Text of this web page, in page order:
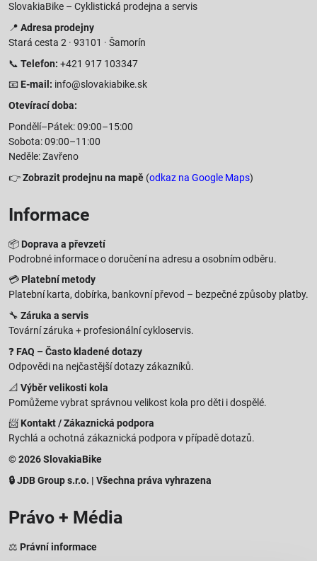
SlovakiaBike – Cyklistická prodejna a servis
📍 Adresa prodejny
Stará cesta 2 · 93101 · Šamorín
📞 Telefon: +421 917 103347
📧 E-mail: info@slovakiabike.sk
Otevírací doba:
Pondělí–Pátek: 09:00–15:00
Sobota: 09:00–11:00
Neděle: Zavřeno
👉Zobrazit prodejnu na mapě (odkaz na Google Maps)
Informace
📦 Doprava a převzetí
Podrobné informace o doručení na adresu a osobním odběru.
💳 Platební metody
Platební karta, dobírka, bankovní převod – bezpečné způsoby platby.
🔧 Záruka a servis
Tovární záruka + profesionální cykloservis.
❓ FAQ – Často kladené dotazy
Odpovědi na nejčastější dotazy zákazníků.
📐 Výběr velikosti kola
Pomůžeme vybrat správnou velikost kola pro děti i dospělé.
📨 Kontakt / Zákaznická podpora
Rychlá a ochotná zákaznická podpora v případě dotazů.
© 2026 SlovakiaBike
🔒 JDB Group s.r.o. | Všechna práva vyhrazena
Právo + Média
⚖️ Právní informace